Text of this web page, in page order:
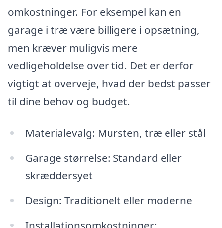
omkostninger. For eksempel kan en
garage i træ være billigere i opsætning,
men kræver muligvis mere
vedligeholdelse over tid. Det er derfor
vigtigt at overveje, hvad der bedst passer
til dine behov og budget.
Materialevalg: Mursten, træ eller stål
Garage størrelse: Standard eller
skræddersyet
Design: Traditionelt eller moderne
Installationsomkostninger: